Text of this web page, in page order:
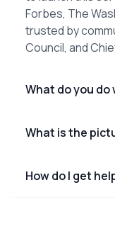
Forbes, The
trusted by
Council, and
What do you do
What is the
How do I get